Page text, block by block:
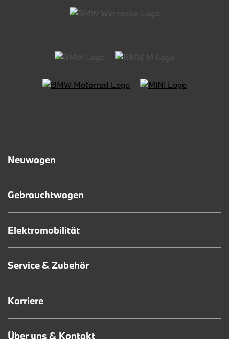
Neuwagen
Gebrauchtwagen
Elektromobilität
Service & Zubehör
Karriere
Über uns & Kontakt